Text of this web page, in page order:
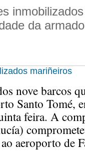
da
mariñeiros
nove barcos
Santo Tomé,
feira. A
aeroporto de